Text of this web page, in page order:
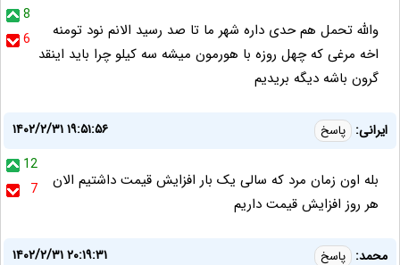
8
6
والله تحمل هم حدی داره شهر ما تا صد رسید الانم نود تومنه
اخه مرغی که چهل روزه با هورمون میشه سه کیلو چرا باید اینقد
گرون باشه دیگه بریدیم
ایرانی: پاسخ
۱۴۰۲/۲/۳۱ ۱۹:۵۱:۵۶
12
7
بله اون زمان مرد که سالی یک بار افزایش قیمت داشتیم الان
هر روز افزایش قیمت داریم
محمد: پاسخ
۱۴۰۲/۲/۳۱ ۲۰:۱۹:۳۱